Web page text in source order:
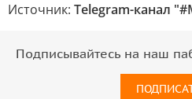
Источник: Telegram-канал
Подписывайтесь на наш